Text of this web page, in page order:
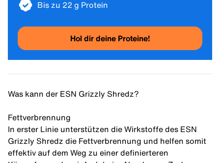
Bis zu 22 g Protein
Hol dir deine Proteine!
Was kann der ESN Grizzly Shredz?
Fettverbrennung
In erster Linie unterstützen die Wirkstoffe des ESN
Grizzly Shredz die Fettverbrennung und helfen somit
effektiv auf dem Weg zu einer definierteren